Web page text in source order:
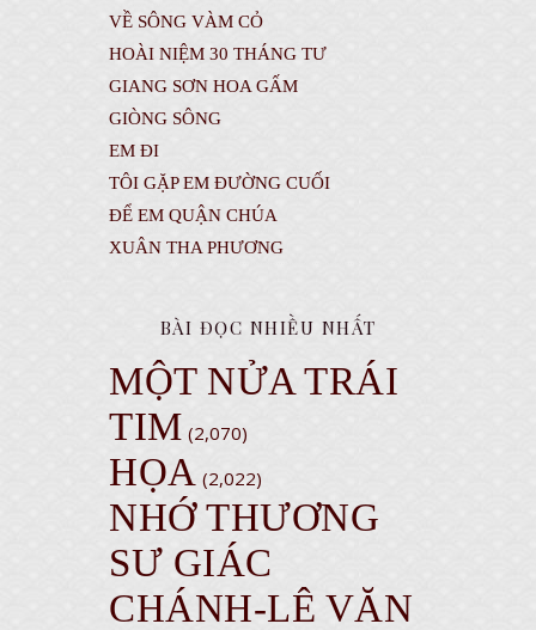
VỀ SÔNG VÀM CỎ
HOÀI NIỆM 30 THÁNG TƯ
GIANG SƠN HOA GẤM
GIÒNG SÔNG
EM ĐI
TÔI GẶP EM ĐƯỜNG CUỐI
ĐỂ EM QUẬN CHÚA
XUÂN THA PHƯƠNG
BÀI ĐỌC NHIỀU NHẤT
MỘT NỬA TRÁI
TIM (2,070)
HỌA (2,022)
NHỚ THƯƠNG
SƯ GIÁC
CHÁNH-LÊ VĂN